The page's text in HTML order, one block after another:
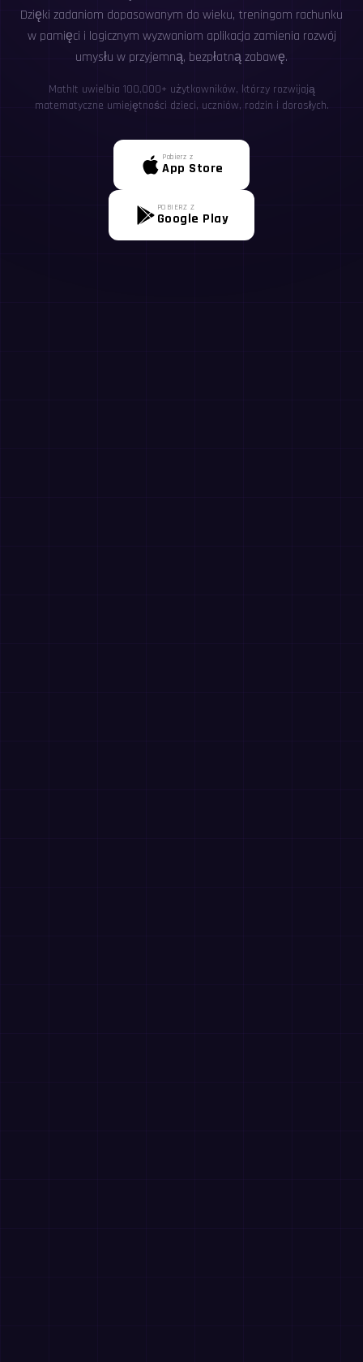
Dzięki zadaniom dopasowanym do wieku, treningom rachunku
w pamięci i logicznym wyzwaniom aplikacja zamienia rozwój
umysłu w przyjemną, bezpłatną zabawę.
MathIt uwielbia 100,000+ użytkowników, którzy rozwijają
matematyczne umiejętności dzieci, uczniów, rodzin i dorosłych.
Pobierz z
App Store
POBIERZ Z
Google Play